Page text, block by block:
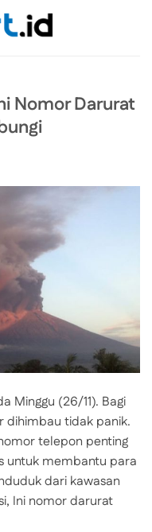
Nomor Darurat
Minggu (26/11). Bagi
dihimbau tidak panik.
telepon penting
untuk membantu para
dari kawasan
Ini nomor darurat